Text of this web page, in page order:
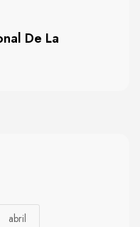
De La
abril